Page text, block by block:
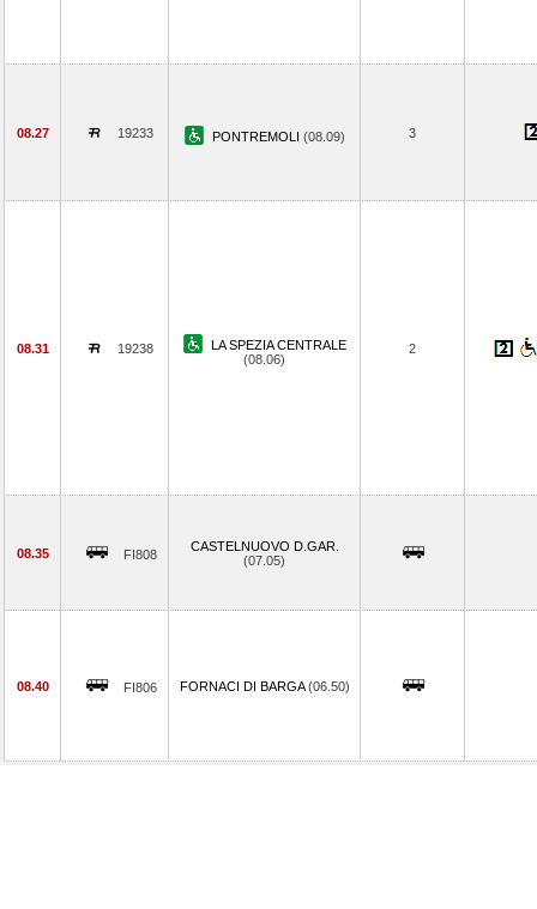
08.27 19233 PONTREMOLI (08.09) 3
08.31 19238
LA SPEZIA CENTRALE
(08.06)
2
08.35 FI808
CASTELNUOVO D.GAR.
(07.05)
08.40 FI806 FORNACI DI BARGA(06.50)